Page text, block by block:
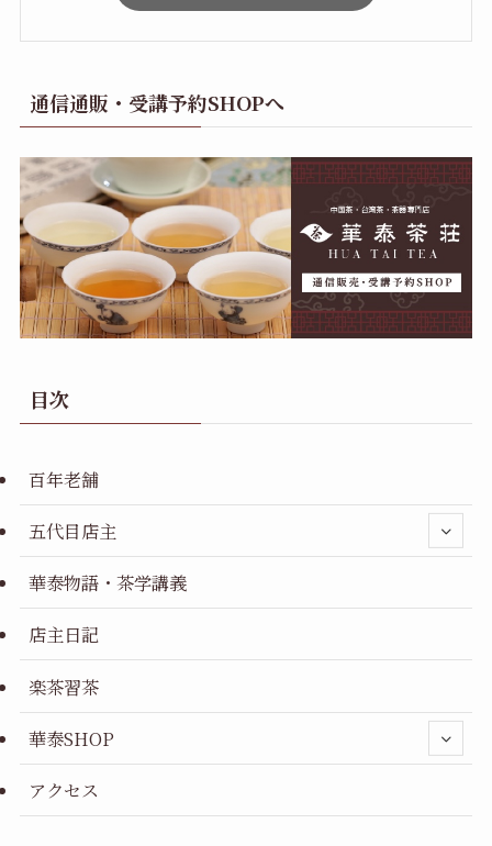
通信通販・受講予約SHOPへ
目次
百年老舗
五代目店主
華泰物語・茶学講義
店主日記
楽茶習茶
華泰SHOP
アクセス